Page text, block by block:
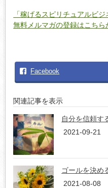
「稼げるスピリチュアルビジ
無料メルマガの登録はこちら
Facebook
関連記事を表示
自分を信頼す
2021-09-21
ゴールを決め
2021-08-08